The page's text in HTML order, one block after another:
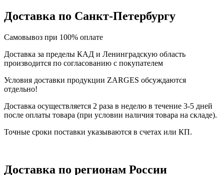
Доставка по Санкт-Петербургу
Самовывоз при 100% оплате
Доставка за пределы КАД и Ленинградскую область
производится по согласованию с покупателем
Условия доставки продукции ZARGES обсуждаются
отдельно!
Доставка осуществляется 2 раза в неделю в течение 3-5 дней
после оплаты товара (при условии наличия товара на складе).
Точные сроки поставки указываются в счетах или КП.
Доставка по регионам России